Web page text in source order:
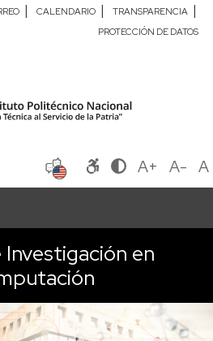
| CALENDARIO | TRANSPARENCIA |
PROTECCIÓN DE DATOS
A+ A- A
en